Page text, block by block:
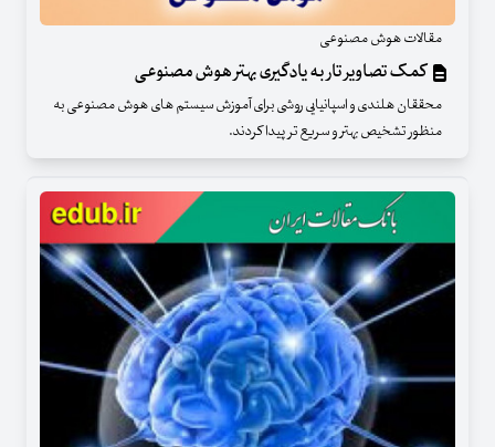
مقالات هوش مصنوعی
کمک تصاویر تار به یادگیری بهتر هوش مصنوعی
محققان هلندی و اسپانیایی روشی برای آموزش سیستم های هوش مصنوعی به
منظور تشخیص بهتر و سریع تر پیدا کردند.